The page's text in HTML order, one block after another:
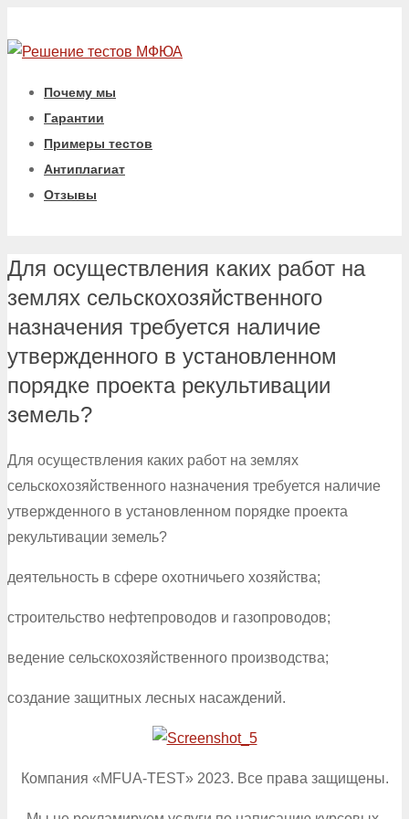
Почему мы
Гарантии
Примеры тестов
Антиплагиат
Отзывы
Для осуществления каких работ на
землях сельскохозяйственного
назначения требуется наличие
утвержденного в установленном
порядке проекта рекультивации
земель?
Для осуществления каких работ на землях
сельскохозяйственного назначения требуется наличие
утвержденного в установленном порядке проекта
рекультивации земель?
деятельность в сфере охотничьего хозяйства;
строительство нефтепроводов и газопроводов;
ведение сельскохозяйственного производства;
создание защитных лесных насаждений.
Компания «MFUA-TEST» 2023. Все права защищены.